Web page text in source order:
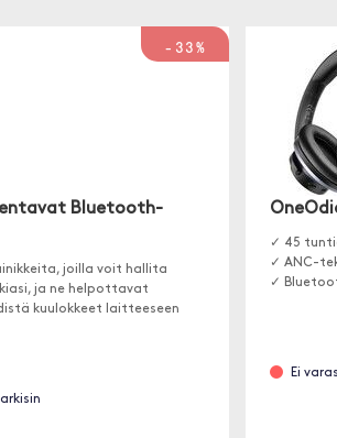
-33%
Bluetooth-
joilla voit hallita
ja ne helpottavat
kuulokkeet laitteeseen
✓ 45
✓ ANC-
✓
Ei